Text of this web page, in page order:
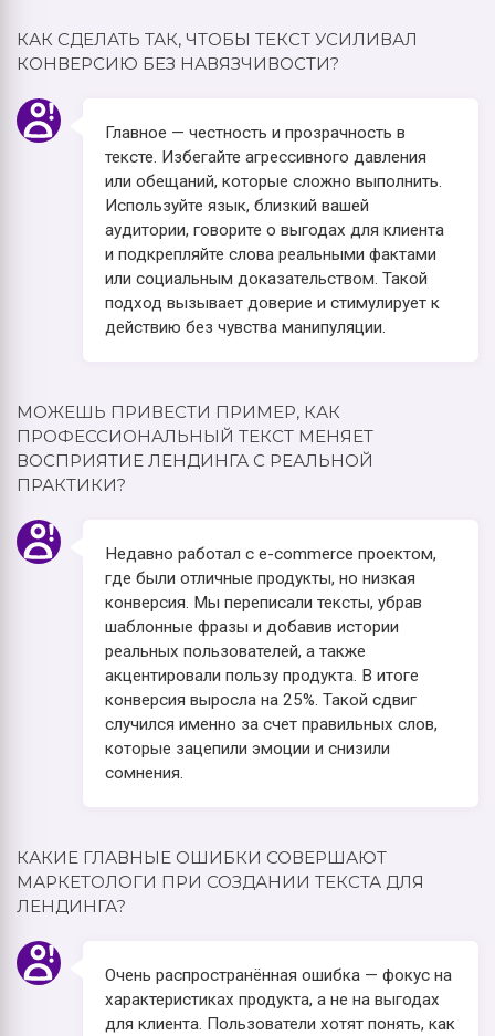
КАК СДЕЛАТЬ ТАК, ЧТОБЫ ТЕКСТ УСИЛИВАЛ
КОНВЕРСИЮ БЕЗ НАВЯЗЧИВОСТИ?
Главное — честность и прозрачность в
тексте. Избегайте агрессивного давления
или обещаний, которые сложно выполнить.
Используйте язык, близкий вашей
аудитории, говорите о выгодах для клиента
и подкрепляйте слова реальными фактами
или социальным доказательством. Такой
подход вызывает доверие и стимулирует к
действию без чувства манипуляции.
МОЖЕШЬ ПРИВЕСТИ ПРИМЕР, КАК
ПРОФЕССИОНАЛЬНЫЙ ТЕКСТ МЕНЯЕТ
ВОСПРИЯТИЕ ЛЕНДИНГА С РЕАЛЬНОЙ
ПРАКТИКИ?
Недавно работал с e-commerce проектом,
где были отличные продукты, но низкая
конверсия. Мы переписали тексты, убрав
шаблонные фразы и добавив истории
реальных пользователей, а также
акцентировали пользу продукта. В итоге
конверсия выросла на 25%. Такой сдвиг
случился именно за счет правильных слов,
которые зацепили эмоции и снизили
сомнения.
КАКИЕ ГЛАВНЫЕ ОШИБКИ СОВЕРШАЮТ
МАРКЕТОЛОГИ ПРИ СОЗДАНИИ ТЕКСТА ДЛЯ
ЛЕНДИНГА?
Очень распространённая ошибка — фокус на
характеристиках продукта, а не на выгодах
для клиента. Пользователи хотят понять, как